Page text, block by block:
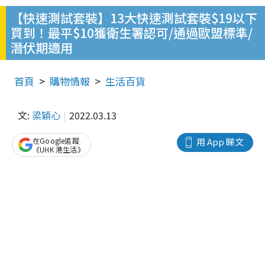
【快速測試套裝】13大快速測試套裝$19以下
買到！最平$10獲衛生署認可/通過歐盟標準/
潛伏期適用
首頁 購物情報 生活百貨
文: 梁穎心 2022.03.13
用 App 睇文
在Google追蹤
《UHK 港生活》